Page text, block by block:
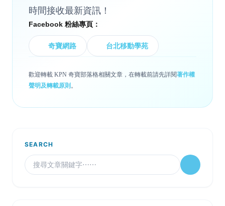
時間接收最新資訊！
Facebook 粉絲專頁：
奇寶網路 台北移動學苑
歡迎轉載 KPN 奇寶部落格相關文章，在轉載前請先詳閱著作權
聲明及轉載原則 。
SEARCH